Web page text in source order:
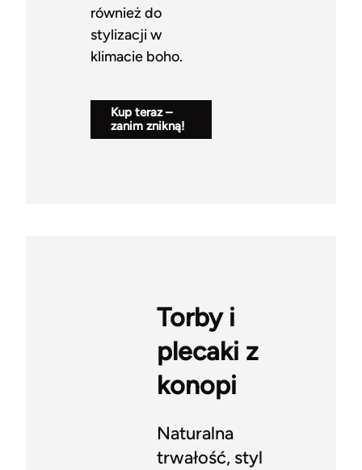
również do
stylizacji w
klimacie boho.
Kup teraz –
zanim znikną!
Torby i
plecaki z
konopi
Naturalna
trwałość, styl